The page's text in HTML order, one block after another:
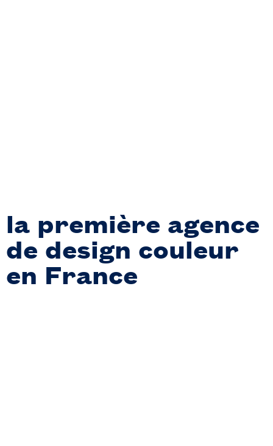
la première agence
de design couleur
en France